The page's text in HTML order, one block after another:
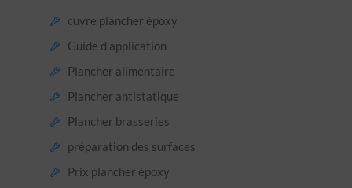
cuvre plancher époxy
Guide d'application
Plancher alimentaire
Plancher antistatique
Plancher brasseries
préparation des surfaces
Prix ​​plancher époxy